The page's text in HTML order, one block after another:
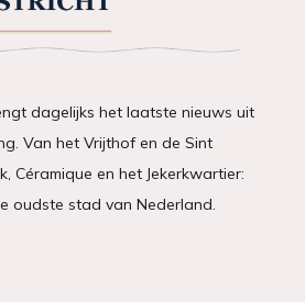
dagelijks het laatste nieuws uit
Van het Vrijthof en de Sint
Céramique en het Jekerkwartier:
oudste stad van Nederland.